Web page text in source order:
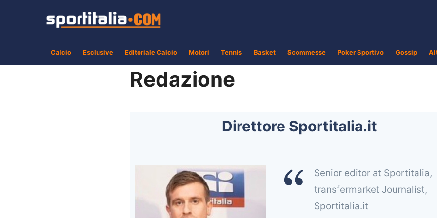
Calcio Esclusive Editoriale Calcio Motori Tennis Basket Scommesse Poker Sportivo Gossip
Redazione
Direttore Sportitalia.it
Senior editor at Sportitalia,
transfermarket Journalist,
Sportitalia.it